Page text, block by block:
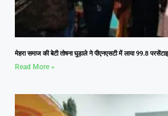
मेहरा समाज की बेटी तोषना घुड़ाले ने पीएनएसटी में लाया 99.8
Read More »